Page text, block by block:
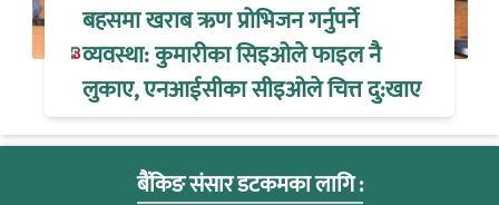
बहसमा खराब ऋण प्रोभिजन गर्नुपर्ने
व्यवस्था: कुमारीका सिइओले फाइल नै
लुकाए, एनआईसीका सीइओले चित्त दु:खाए
बैंकिङ संसार डटकमका लागि :